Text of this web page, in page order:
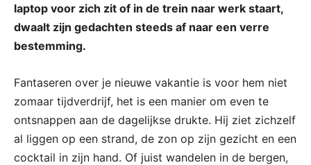
laptop voor zich zit of in de trein naar werk staart,
dwaalt zijn gedachten steeds af naar een verre
bestemming.
Fantaseren over je nieuwe vakantie is voor hem niet
zomaar tijdverdrijf, het is een manier om even te
ontsnappen aan de dagelijkse drukte. Hij ziet zichzelf
al liggen op een strand, de zon op zijn gezicht en een
cocktail in zijn hand. Of juist wandelen in de bergen,